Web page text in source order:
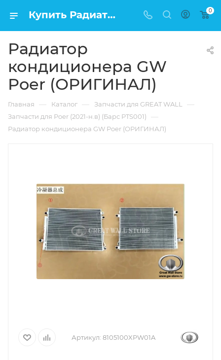
Купить Радиатор кондиционера GW Poer (ОРИГИНАЛ) в Москве по низкой цене 0
Радиатор
кондиционера GW
Poer (ОРИГИНАЛ)
Главная — Каталог — Запчасти для GREAT WALL —
Запчасти для Poer (2021-н.в) (Барс PTS001) —
Радиатор кондиционера GW Poer (ОРИГИНАЛ)
Артикул: 8105100XPW01A